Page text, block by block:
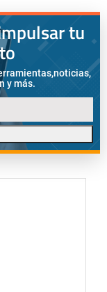
tu
noticias,
y más.